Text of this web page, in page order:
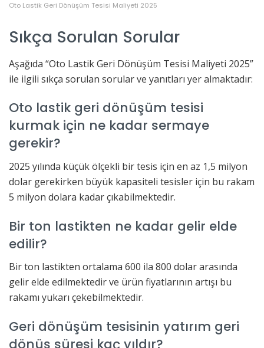
Oto Lastik Geri Dönüşüm Tesisi Maliyeti 2025
Sıkça Sorulan Sorular
Aşağıda “Oto Lastik Geri Dönüşüm Tesisi Maliyeti 2025”
ile ilgili sıkça sorulan sorular ve yanıtları yer almaktadır:
Oto lastik geri dönüşüm tesisi
kurmak için ne kadar sermaye
gerekir?
2025 yılında küçük ölçekli bir tesis için en az 1,5 milyon
dolar gerekirken büyük kapasiteli tesisler için bu rakam
5 milyon dolara kadar çıkabilmektedir.
Bir ton lastikten ne kadar gelir elde
edilir?
Bir ton lastikten ortalama 600 ila 800 dolar arasında
gelir elde edilmektedir ve ürün fiyatlarının artışı bu
rakamı yukarı çekebilmektedir.
Geri dönüşüm tesisinin yatırım geri
dönüş süresi kaç yıldır?